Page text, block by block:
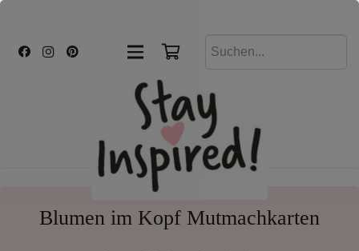
Blumen im Kopf Mutmachkarten